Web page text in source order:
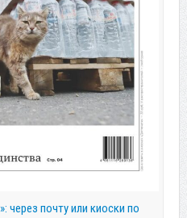
через почту или киоски по